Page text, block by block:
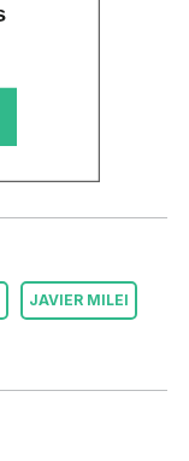
JAVIER MILEI